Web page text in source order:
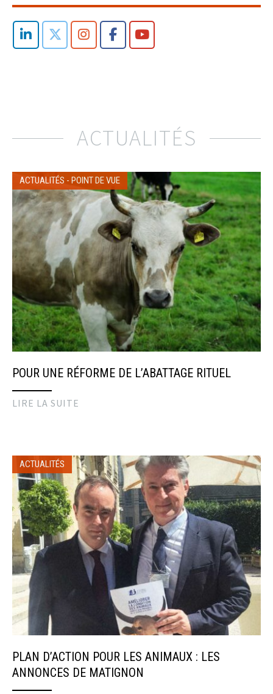
ACTUALITÉS
ACTUALITÉS - POINT DE VUE
POUR UNE RÉFORME DE L’ABATTAGE RITUEL
LIRE LA SUITE
ACTUALITÉS
PLAN D’ACTION POUR LES ANIMAUX : LES
ANNONCES DE MATIGNON